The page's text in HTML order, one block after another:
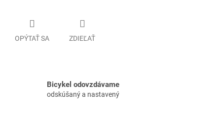
OPÝTAŤ SA ZDIEĽAŤ
Bicykel odovzdávame
odskúšaný a nastavený